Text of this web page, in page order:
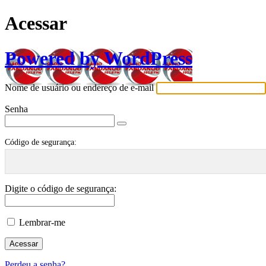
Acessar
Powered by WordPress
Nome de usuário ou endereço de e-mail
Senha
Código de segurança:
Digite o código de segurança:
Lembrar-me